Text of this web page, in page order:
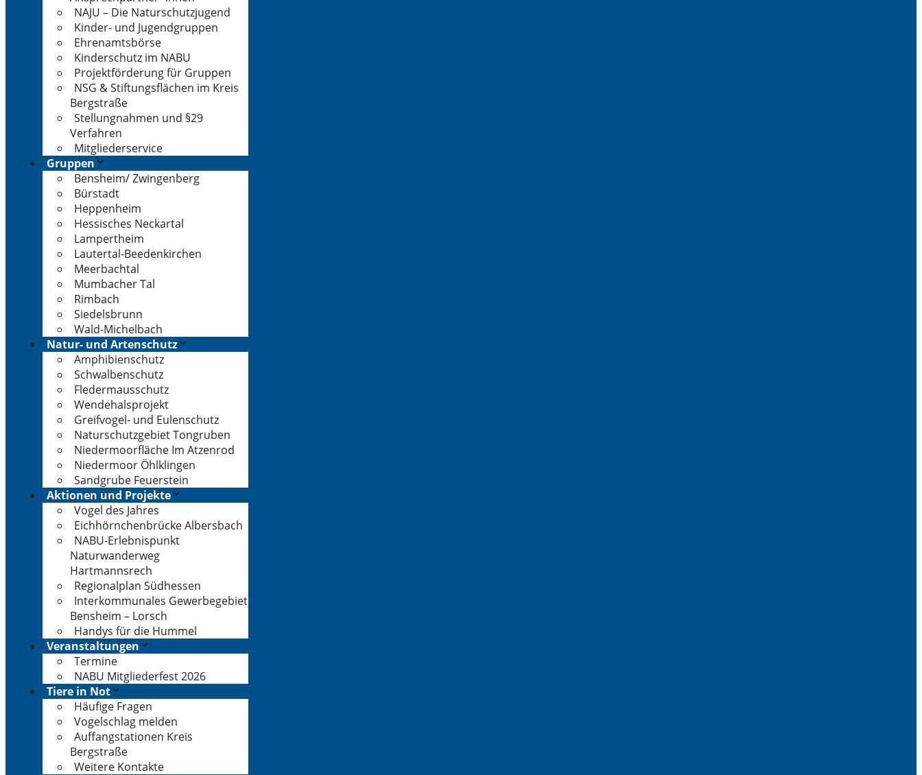
NAJU – Die Naturschutzjugend
Kinder- und Jugendgruppen
Ehrenamtsbörse
Kinderschutz im NABU
Projektförderung für Gruppen
NSG & Stiftungsflächen im Kreis
Bergstraße
Stellungnahmen und §29
Verfahren
Mitgliederservice
Gruppen
Bensheim/ Zwingenberg
Bürstadt
Heppenheim
Hessisches Neckartal
Lampertheim
Lautertal-Beedenkirchen
Meerbachtal
Mumbacher Tal
Rimbach
Siedelsbrunn
Wald-Michelbach
Natur- und Artenschutz
Amphibienschutz
Schwalbenschutz
Fledermausschutz
Wendehalsprojekt
Greifvogel- und Eulenschutz
Naturschutzgebiet Tongruben
Niedermoorfläche Im Atzenrod
Niedermoor Öhlklingen
Sandgrube Feuerstein
Aktionen und Projekte
Vogel des Jahres
Eichhörnchenbrücke Albersbach
NABU-Erlebnispunkt
Naturwanderweg
Hartmannsrech
Regionalplan Südhessen
Interkommunales Gewerbegebiet
Bensheim – Lorsch
Handys für die Hummel
Veranstaltungen
Termine
NABU Mitgliederfest 2026
Tiere in Not
Häufige Fragen
Vogelschlag melden
Auffangstationen Kreis
Bergstraße
Weitere Kontakte